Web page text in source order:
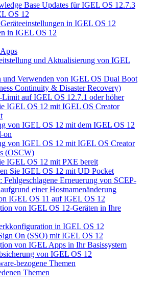
Base Updates für IGEL OS 12.7.3
OS 12
in IGEL OS 12
in IGEL OS 12
und Aktualisierung von IGEL
und Verwenden von IGEL OS Dual Boot
Continuity & Disaster Recovery)
auf IGEL OS 12.7.1 oder höher
IGEL OS 12 mit IGEL OS Creator
von IGEL OS 12 mit dem IGEL OS 12
on
von IGEL OS 12 mit IGEL OS Creator
(OSCW)
IGEL OS 12 mit PXE bereit
Sie IGEL OS 12 mit UD Pocket
Fehlgeschlagene Erneuerung von SCEP-
einer Hostnamenänderung
IGEL OS 11 auf IGEL OS 12
von IGEL OS 12-Geräten in Ihre
in IGEL OS 12
On (SSO) mit IGEL OS 12
von IGEL Apps in Ihr Basissystem
von IGEL OS 12
bezogene Themen
Themen